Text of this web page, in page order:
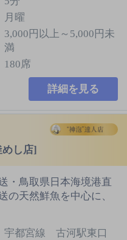
月曜
3,000円以上～5,000円未
満
180席
詳細を見る
し店]
・鳥取県日本海境港直
の天然鮮魚を中心に、
宇都宮線 古河駅東口